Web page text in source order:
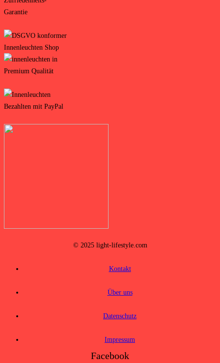
© 2025 light-lifestyle.com
Kontakt
Über uns
Datenschutz
Impressum
Facebook